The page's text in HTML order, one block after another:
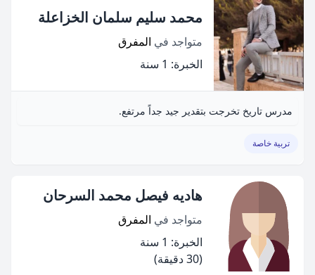
محمد سليم سلمان الخزاعلة
متواجد في المفرق
الخبرة: 1 سنة
مدرس تاريخ تخرجت بتقدير جيد جداً مرتفع.
تربية خاصة
هاديه فيصل محمد السرحان
متواجد في المفرق
الخبرة: 1 سنة
(30 دقيقة)